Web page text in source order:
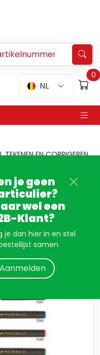
NL
0
je geen
wel een
Klant?
je dan hier in en stel
samen
Aanmelden
TEKENEN EN CORRIGEREN